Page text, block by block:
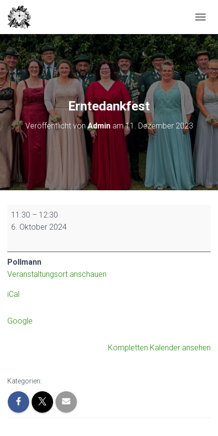
A
V
I
G
A
T
O
N
U
T
E
Erntedankfest
Veröffentlicht vonAdminam11. Dezember 2023
Erntedankfest
11:30 – 12:30
6. Oktober 2024
Pollmann
Veranstaltungsort anschauen
iCal
Google
Kompletten Kalender ansehen
Kategorien: